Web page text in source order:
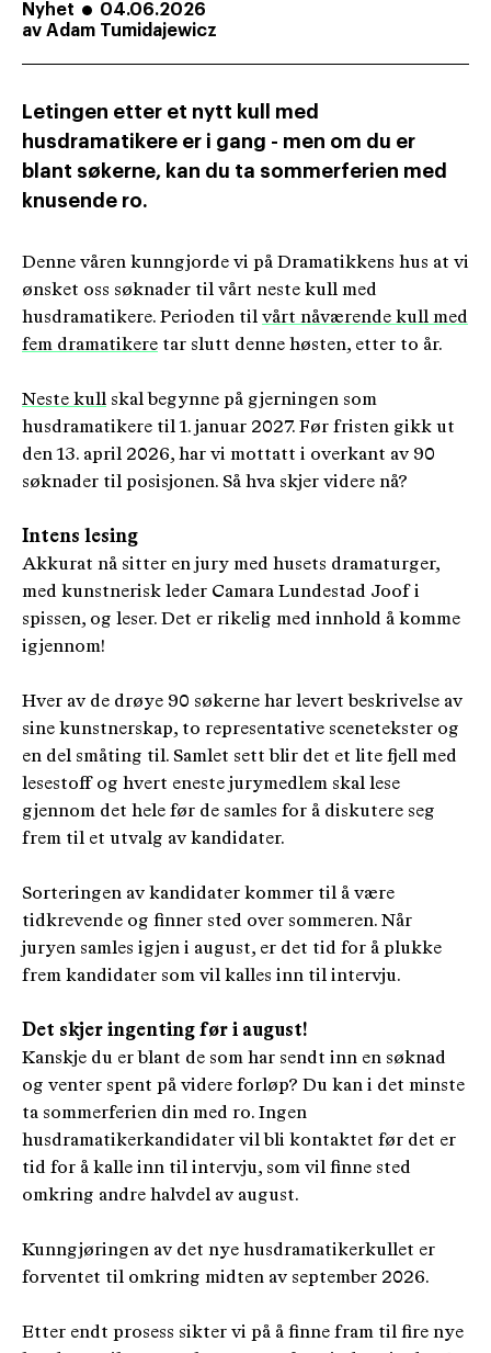
Nyhet
04.06.2026
av Adam Tumidajewicz
Letingen etter et nytt kull med
husdramatikere er i gang - men om du er
blant søkerne, kan du ta sommerferien med
knusende ro.
Denne våren kunngjorde vi på Dramatikkens hus at vi
ønsket oss søknader til vårt neste kull med
husdramatikere. Perioden til vårt nåværende kull med
fem dramatikere tar slutt denne høsten, etter to år.
Neste kull skal begynne på gjerningen som
husdramatikere til 1. januar 2027. Før fristen gikk ut
den 13. april 2026, har vi mottatt i overkant av 90
søknader til posisjonen. Så hva skjer videre nå?
Intens lesing
Akkurat nå sitter en jury med husets dramaturger,
med kunstnerisk leder Camara Lundestad Joof i
spissen, og leser. Det er rikelig med innhold å komme
igjennom!
Hver av de drøye 90 søkerne har levert beskrivelse av
sine kunstnerskap, to representative scenetekster og
en del småting til. Samlet sett blir det et lite fjell med
lesestoff og hvert eneste jurymedlem skal lese
gjennom det hele før de samles for å diskutere seg
frem til et utvalg av kandidater.
Sorteringen av kandidater kommer til å være
tidkrevende og finner sted over sommeren. Når
juryen samles igjen i august, er det tid for å plukke
frem kandidater som vil kalles inn til intervju.
Det skjer ingenting før i august!
Kanskje du er blant de som har sendt inn en søknad
og venter spent på videre forløp? Du kan i det minste
ta sommerferien din med ro. Ingen
husdramatikerkandidater vil bli kontaktet før det er
tid for å kalle inn til intervju, som vil finne sted
omkring andre halvdel av august.
Kunngjøringen av det nye husdramatikerkullet er
forventet til omkring midten av september 2026.
Etter endt prosess sikter vi på å finne fram til fire nye